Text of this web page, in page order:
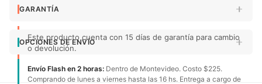
GARANTÍA
Este producto cuenta con 15 días de garantía para cambio
o devolución.
OPCIONES DE ENVÍO
Envío Flash en 2 horas: Dentro de Montevideo. Costo $225.
Comprando de lunes a viernes hasta las 16 hs. Entrega a cargo de